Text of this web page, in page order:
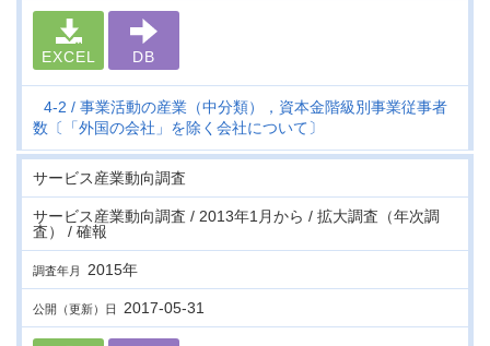
EXCEL DB
4-2
事業活動の産業（中分類），資本金階級別事業従事者
数〔「外国の会社」を除く会社について〕
サービス産業動向調査
サービス産業動向調査 / 2013年1月から / 拡大調査（年次調
査） / 確報
調査年月 2015年
公開（更新）日 2017-05-31